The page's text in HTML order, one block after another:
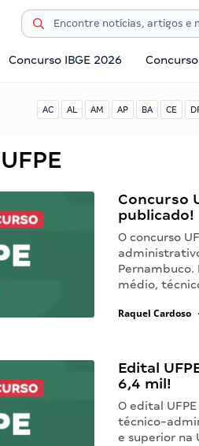
Concurso IBGE 2026
AC AL AM AP BA CE
Concurso
publicado!
O concurso
Pernambuco.
médio,
Raquel Cardoso
Edital
6,4 mil!
O edital
técnico-
e superior na